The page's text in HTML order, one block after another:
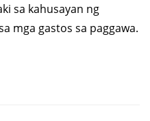
sa kahusayan ng
mga gastos sa paggawa.